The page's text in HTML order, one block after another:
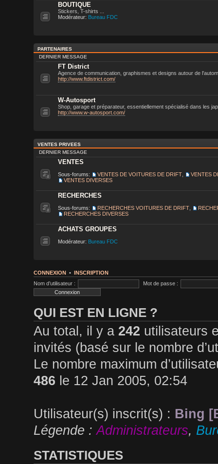
BOUTIQUE
Stickers, T-shirts ...
Modérateur: Bureau FDC
PARTENAIRES
DERNIER MESSAGE
FT District
Agence de communication, graphismes et designs autour de
http://www.ftdistrict.com/
W-Autosport
Shop, garage et préparateur, essentiellement spécialisé dans les
http://www.w-autosport.com/
VENTES PRIVEES
DERNIER MESSAGE
VENTES
Sous-forums: VENTES DE VOITURES DE DRIFT,
VENTES
VENTES DIVERSES
RECHERCHES
Sous-forums: RECHERCHES VOITURES DE DRIFT,
RECHERCHES DIVERSES
ACHATS GROUPES
Modérateur: Bureau FDC
CONNEXION• INSCRIPTION
Nom d’utilisateur :
Mot de passe :
QUI EST EN LIGNE ?
Au total, il y a 242 utilisateurs
invités (basé sur le nombre
Le nombre maximum
486 le 12 Jan 2005, 02:54
Utilisateur(s) inscrit(s) : Bing
Légende :Administrateurs,
STATISTIQUES